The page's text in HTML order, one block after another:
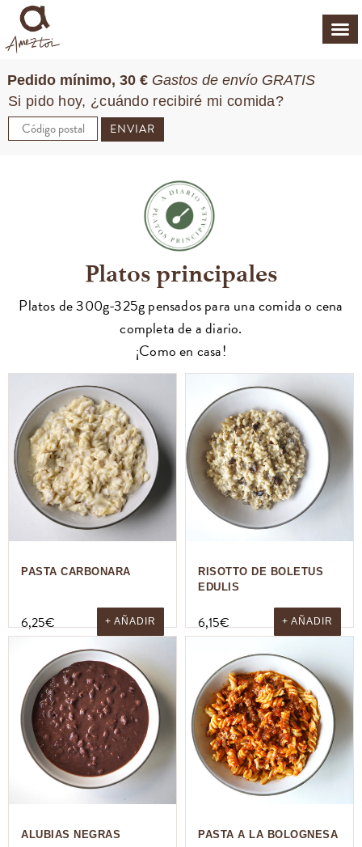
Si pido hoy, ¿cuándo recibiré mi comida?
ENVIAR
Pedido mínimo, 30 € Gastos de envío GRATIS
Platos principales
Platos de 300g-325g pensados para una comida o cena
completa de a diario.
¡Como en casa!
PASTA CARBONARA
6,25€ + AÑADIR
RISOTTO DE BOLETUS
EDULIS
6,15€ + AÑADIR
ALUBIAS NEGRAS PASTA A LA BOLOGNESA